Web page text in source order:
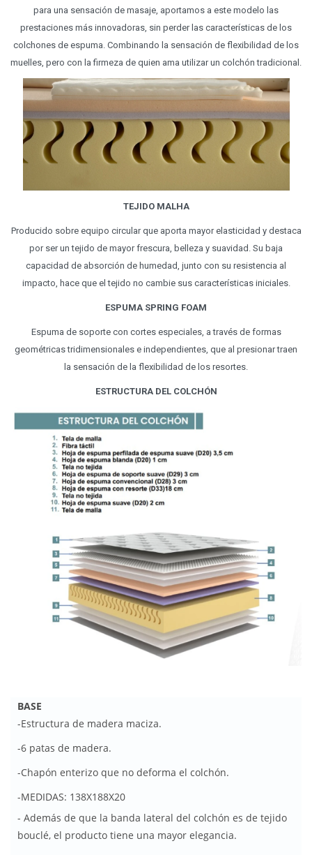
para una sensación de masaje, aportamos a este modelo las
prestaciones más innovadoras, sin perder las características de los
colchones de espuma. Combinando la sensación de flexibilidad de los
muelles, pero con la firmeza de quien ama utilizar un colchón tradicional.
TEJIDO MALHA
Producido sobre equipo circular que aporta mayor elasticidad y destaca
por ser un tejido de mayor frescura, belleza y suavidad. Su baja
capacidad de absorción de humedad, junto con su resistencia al
impacto, hace que el tejido no cambie sus características iniciales.
ESPUMA SPRING FOAM
Espuma de soporte con cortes especiales, a través de formas
geométricas tridimensionales e independientes, que al presionar traen
la sensación de la flexibilidad de los resortes.
ESTRUCTURA DEL COLCHÓN
BASE
-Estructura de madera maciza.
-6 patas de madera.
-Chapón enterizo que no deforma el colchón.
-MEDIDAS: 138X188X20
- Además de que la banda lateral del colchón es de tejido
bouclé, el producto tiene una mayor elegancia.